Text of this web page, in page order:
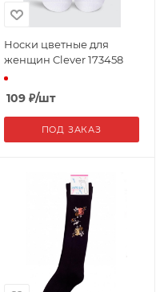
Носки цветные для
женщин Clever 173458
109₽/шт
ПОД ЗАКАЗ